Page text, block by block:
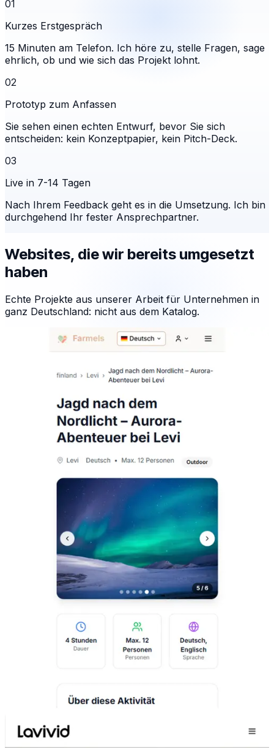
01
Kurzes Erstgespräch
15 Minuten am Telefon. Ich höre zu, stelle Fragen, sage
ehrlich, ob und wie sich das Projekt lohnt.
02
Prototyp zum Anfassen
Sie sehen einen echten Entwurf, bevor Sie sich
entscheiden: kein Konzeptpapier, kein Pitch-Deck.
03
Live in 7-14 Tagen
Nach Ihrem Feedback geht es in die Umsetzung. Ich bin
durchgehend Ihr fester Ansprechpartner.
Websites, die wir bereits umgesetzt
haben
Echte Projekte aus unserer Arbeit für Unternehmen in
ganz Deutschland: nicht aus dem Katalog.